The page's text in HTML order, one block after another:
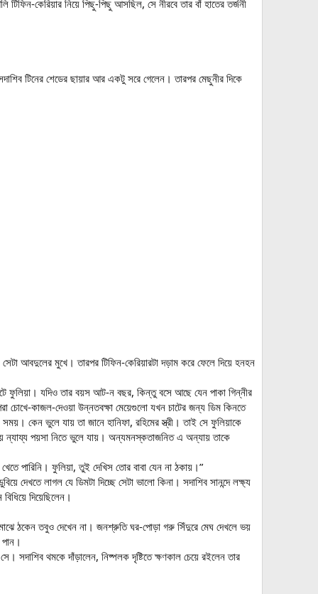
কেরিয়ার নিয়ে পিছু-পিছু আসছিল, সে নীরবে তার বাঁ হাতের তর্জনী
টিনের শেডের ছায়ার আর একটু সরে গেলেন। তারপর মেছুনীর দিকে
আবদুলের মুখে। তারপর টিফিন-কেরিয়ারটা দড়াম করে ফেলে দিয়ে হনহন
ফুলিয়া। যদিও তার বয়স আট-ন বছর, কিন্তু বসে আছে যেন পাকা গিন্নীর
চোখে-কাজল-দেওয়া উন্নতবক্ষা মেয়েগুলো যখন চাটের জন্য ডিম কিনতে
কেন ভুলে যায় তা জানে হানিফা, রহিমের স্ত্রী। তাই সে ফুলিয়াকে
ন্যায্য পয়সা নিতে ভুলে যায়। অন্যমনস্কতাজনিত এ অন্যায় তাকে
পারিনি। ফুলিয়া, তুই দেখিস তোর বাবা যেন না ঠকায়।”
দেখতে লাগল যে ডিমটা দিচ্ছে সেটা ভালো কিনা। সদাশিব সানন্দে লক্ষ্য
দিয়েছিলেন।
ঠকেন তবুও দেখেন না। জনশ্রুতি ঘর-পোড়া গরু সিঁদুরে মেঘ দেখলে ভয়
সদাশিব থমকে দাঁড়ালেন, নিষ্পলক দৃষ্টিতে ক্ষণকাল চেয়ে রইলেন তার